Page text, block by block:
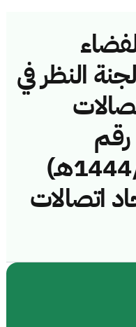
النظر في
رقم
(43114925/ق/1444هـ)
اتصالات